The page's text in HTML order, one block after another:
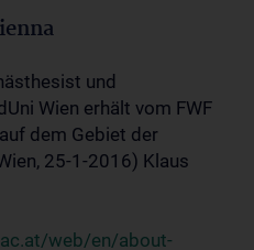
und
Wien erhält vom FWF
dem Gebiet der
25-1-2016) Klaus
web/en/about-